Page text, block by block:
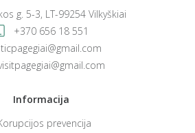
g. 5-3, LT-99254 Vilkyškiai
+370 656 18 551
ticpagegiai@gmail.com
Informacija
prevencija